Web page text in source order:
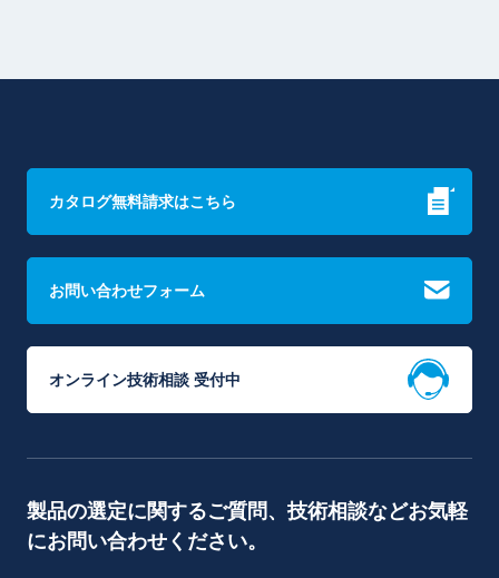
カタログ無料請求はこちら
お問い合わせフォーム
オンライン技術相談 受付中
製品の選定に関するご質問、技術相談などお気軽
にお問い合わせください。